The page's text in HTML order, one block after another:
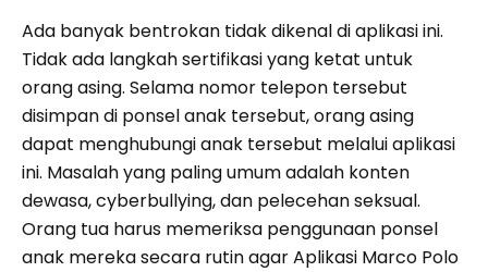
Ada banyak bentrokan tidak dikenal di aplikasi ini.
Tidak ada langkah sertifikasi yang ketat untuk
orang asing. Selama nomor telepon tersebut
disimpan di ponsel anak tersebut, orang asing
dapat menghubungi anak tersebut melalui aplikasi
ini. Masalah yang paling umum adalah konten
dewasa, cyberbullying, dan pelecehan seksual.
Orang tua harus memeriksa penggunaan ponsel
anak mereka secara rutin agar Aplikasi Marco Polo